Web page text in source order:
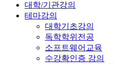
대학/기관강의
테마강의
대학기초강의
독학학위전공
소프트웨어교육
수강확인증 강의